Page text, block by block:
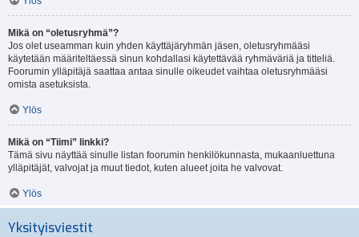
Mikä on “oletusryhmä”?
Jos olet useamman kuin yhden käyttäjäryhmän jäsen, oletusryhmääsi
käytetään määriteltäessä sinun kohdallasi käytettävää ryhmäväriä ja titteliä.
Foorumin ylläpitäjä saattaa antaa sinulle oikeudet vaihtaa oletusryhmääsi
omista asetuksista.
Ylös
Mikä on “Tiimi” linkki?
Tämä sivu näyttää sinulle listan foorumin henkilökunnasta, mukaanluettuna
ylläpitäjät, valvojat ja muut tiedot, kuten alueet joita he valvovat.
Ylös
Yksityisviestit